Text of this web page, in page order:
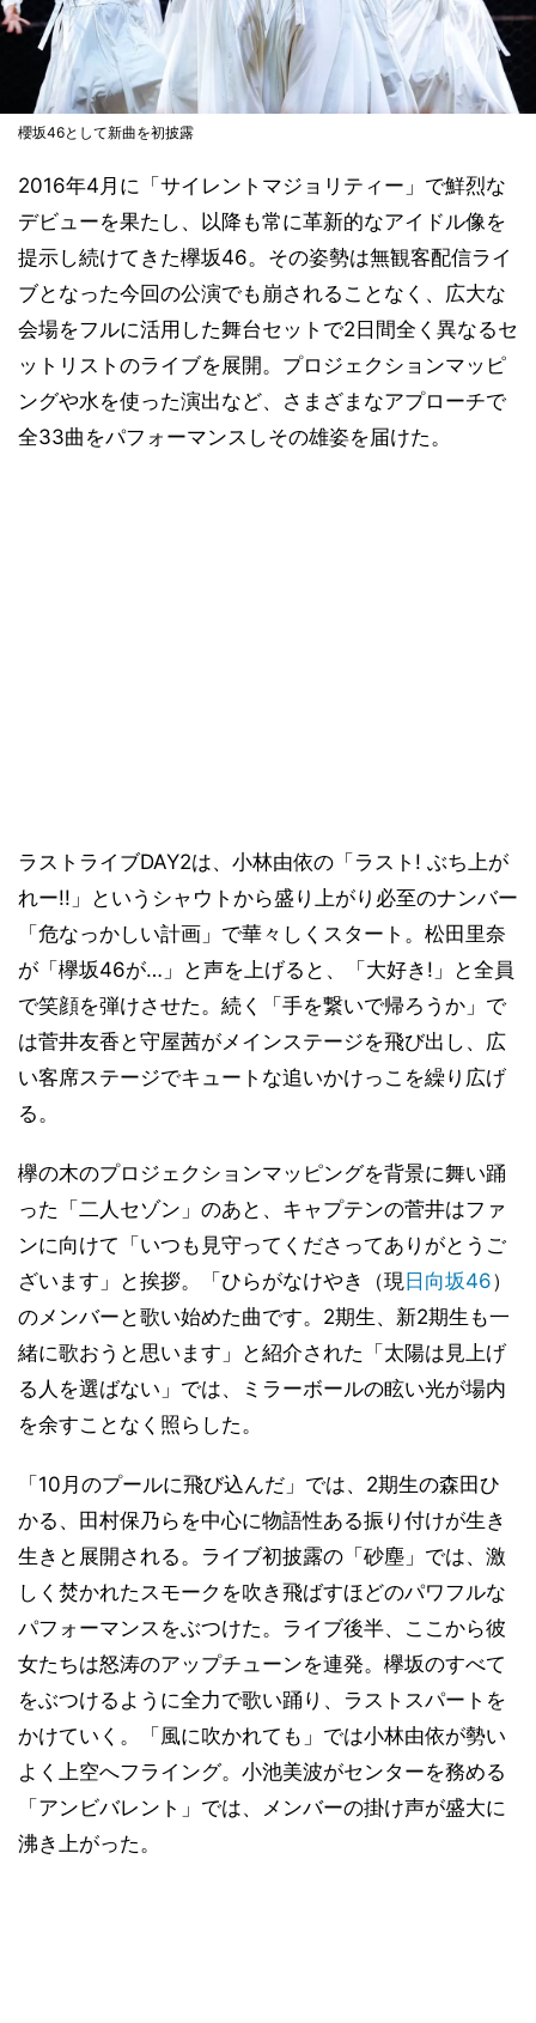
櫻坂46として新曲を初披露
2016年4月に「サイレントマジョリティー」で鮮烈な
デビューを果たし、以降も常に革新的なアイドル像を
提示し続けてきた欅坂46。その姿勢は無観客配信ライ
ブとなった今回の公演でも崩されることなく、広大な
会場をフルに活用した舞台セットで2日間全く異なるセ
ットリストのライブを展開。プロジェクションマッピ
ングや水を使った演出など、さまざまなアプローチで
全33曲をパフォーマンスしその雄姿を届けた。
ラストライブDAY2は、小林由依の「ラスト! ぶち上が
れー!!」というシャウトから盛り上がり必至のナンバー
「危なっかしい計画」で華々しくスタート。松田里奈
が「欅坂46が…」と声を上げると、「大好き!」と全員
で笑顔を弾けさせた。続く「手を繋いで帰ろうか」で
は菅井友香と守屋茜がメインステージを飛び出し、広
い客席ステージでキュートな追いかけっこを繰り広げ
る。
欅の木のプロジェクションマッピングを背景に舞い踊
った「二人セゾン」のあと、キャプテンの菅井はファ
ンに向けて「いつも見守ってくださってありがとうご
ざいます」と挨拶。「ひらがなけやき（現日向坂46）
のメンバーと歌い始めた曲です。2期生、新2期生も一
緒に歌おうと思います」と紹介された「太陽は見上げ
る人を選ばない」では、ミラーボールの眩い光が場内
を余すことなく照らした。
「10月のプールに飛び込んだ」では、2期生の森田ひ
かる、田村保乃らを中心に物語性ある振り付けが生き
生きと展開される。ライブ初披露の「砂塵」では、激
しく焚かれたスモークを吹き飛ばすほどのパワフルな
パフォーマンスをぶつけた。ライブ後半、ここから彼
女たちは怒涛のアップチューンを連発。欅坂のすべて
をぶつけるように全力で歌い踊り、ラストスパートを
かけていく。「風に吹かれても」では小林由依が勢い
よく上空へフライング。小池美波がセンターを務める
「アンビバレント」では、メンバーの掛け声が盛大に
沸き上がった。